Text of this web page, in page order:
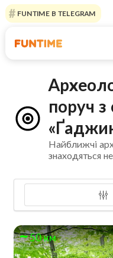
FUNTIME В TELEGRAM
поруч
Найближчі
знаходяться
50 км